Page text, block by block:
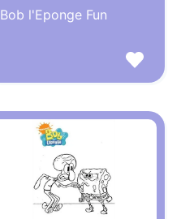
Bob l'Eponge Fun